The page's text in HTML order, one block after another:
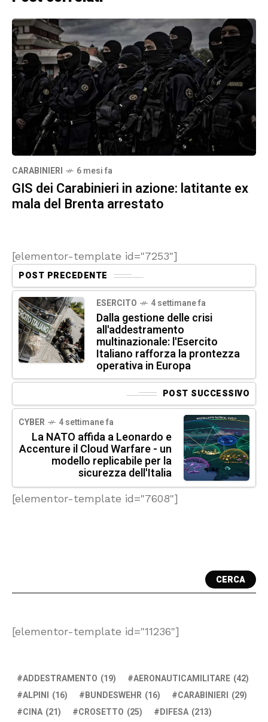
CARABINIERI 6 mesi fa
GIS dei Carabinieri in azione: latitante ex
mala del Brenta arrestato
[elementor-template id="7253"]
POST PRECEDENTE
ESERCITO 4 settimane fa
Dalla gestione delle crisi
all'addestramento
multinazionale: l'Esercito
Italiano rafforza la prontezza
operativa in Europa
POST SUCCESSIVO
CYBER 4 settimane fa
La NATO affida a Leonardo e
Accenture il Cloud Warfare - un
modello replicabile per la
sicurezza dell'Italia
[elementor-template id="7608"]
CERCA
[elementor-template id="11236"]
ADDESTRAMENTO (19) AERONAUTICAMILITARE (42)
ALPINI (16) BUNDESWEHR (16) CARABINIERI (29)
CINA (21) CROSETTO (25) DIFESA (213)